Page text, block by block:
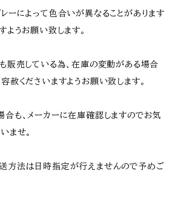
ーによって色合いが異なることがあります
ようお願い致します。
販売している為、在庫の変動がある場合
赦くださいますようお願い致します。
も、メーカーに在庫確認しますのでお気
ませ。
方法は日時指定が行えませんので予めご